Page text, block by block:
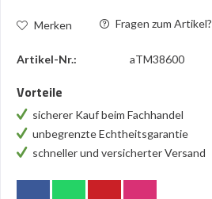
Merken Fragen zum Artikel?
Artikel-Nr.: aTM38600
Vorteile
sicherer Kauf beim Fachhandel
unbegrenzte Echtheitsgarantie
schneller und versicherter Versand